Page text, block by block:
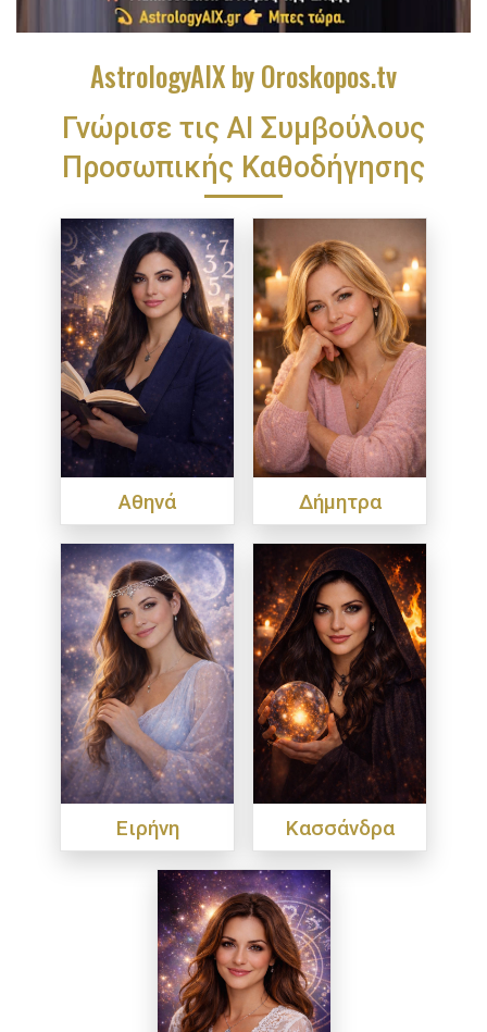
AstrologyAIX by Oroskopos.tv
Γνώρισε τις ΑΙ Συμβούλους
Προσωπικής Καθοδήγησης
Αθηνά Δήμητρα
Ειρήνη Κασσάνδρα